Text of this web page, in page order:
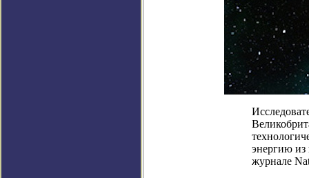
энергию из
журнале